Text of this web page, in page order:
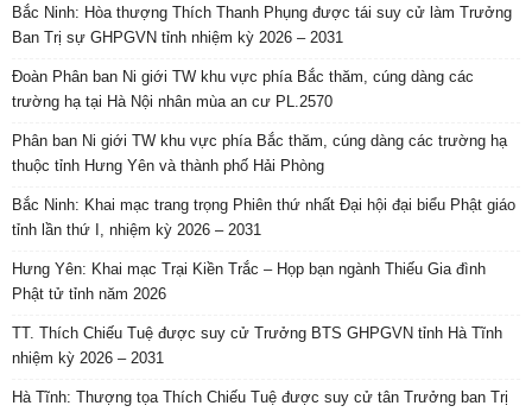
Bắc Ninh: Hòa thượng Thích Thanh Phụng được tái suy cử làm Trưởng
Ban Trị sự GHPGVN tỉnh nhiệm kỳ 2026 – 2031
Đoàn Phân ban Ni giới TW khu vực phía Bắc thăm, cúng dàng các
trường hạ tại Hà Nội nhân mùa an cư PL.2570
Phân ban Ni giới TW khu vực phía Bắc thăm, cúng dàng các trường hạ
thuộc tỉnh Hưng Yên và thành phố Hải Phòng
Bắc Ninh: Khai mạc trang trọng Phiên thứ nhất Đại hội đại biểu Phật giáo
tỉnh lần thứ I, nhiệm kỳ 2026 – 2031
Hưng Yên: Khai mạc Trại Kiền Trắc – Họp bạn ngành Thiếu Gia đình
Phật tử tỉnh năm 2026
TT. Thích Chiếu Tuệ được suy cử Trưởng BTS GHPGVN tỉnh Hà Tĩnh
nhiệm kỳ 2026 – 2031
Hà Tĩnh: Thượng tọa Thích Chiếu Tuệ được suy cử tân Trưởng ban Trị